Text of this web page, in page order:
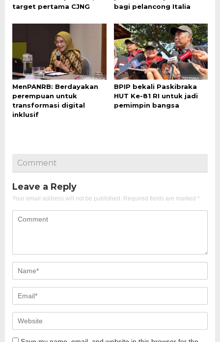
target pertama CJNG
bagi pelancong Italia
MenPANRB: Berdayakan
perempuan untuk
transformasi digital
inklusif
BPIP bekali Paskibraka
HUT Ke-81 RI untuk jadi
pemimpin bangsa
Comment
Leave a Reply
Your email address will not be published. Required fields are marked *